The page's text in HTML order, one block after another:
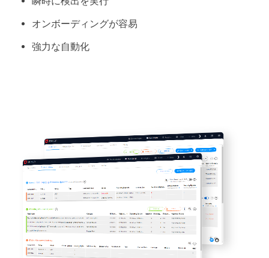
オンボーディングが容易
強力な自動化